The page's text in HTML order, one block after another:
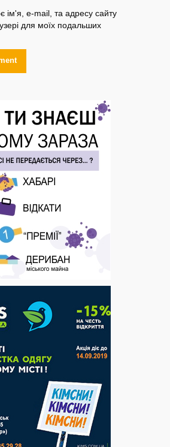
ім'я, e-mail, та адресу сайту
для моїх подальших